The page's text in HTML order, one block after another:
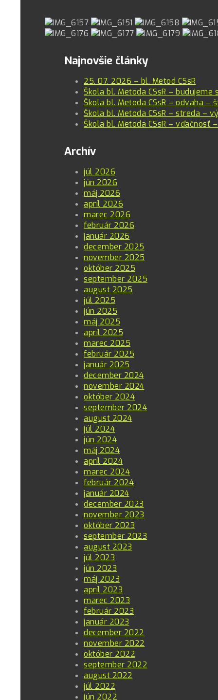
Najnovšie články
25. 07. 2026 – bl. Metod CSsR
Škola bl. Metoda CSsR –
Škola bl. Metoda CSsR – odvaha –
Škola bl. Metoda CSsR – streda –
Škola bl. Metoda CSsR – vďačnosť
Archív
júl 2026
jún 2026
máj 2026
apríl 2026
marec 2026
február 2026
január 2026
december 2025
november 2025
október 2025
september 2025
august 2025
júl 2025
jún 2025
máj 2025
apríl 2025
marec 2025
február 2025
január 2025
december 2024
november 2024
október 2024
september 2024
august 2024
júl 2024
jún 2024
máj 2024
apríl 2024
marec 2024
február 2024
január 2024
december 2023
november 2023
október 2023
september 2023
august 2023
júl 2023
jún 2023
máj 2023
apríl 2023
marec 2023
február 2023
január 2023
december 2022
november 2022
október 2022
september 2022
august 2022
júl 2022
jún 2022